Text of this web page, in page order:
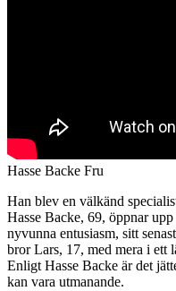
Hasse Backe Fru
Han blev en välkänd
Hasse Backe, 69, öppnar
nyvunna entusiasm, sitt
bror Lars, 17, med mera i ett
Enligt Hasse Backe är det
kan vara utmanande.